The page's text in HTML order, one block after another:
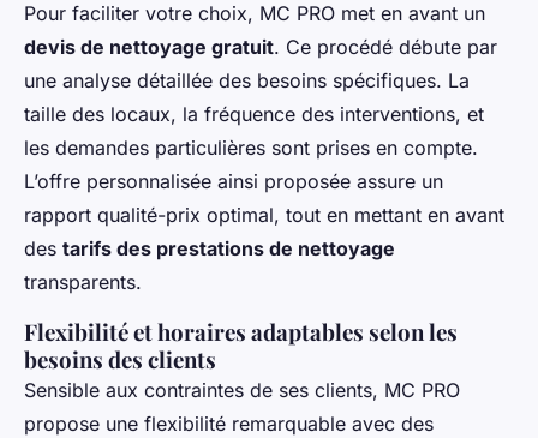
Pour faciliter votre choix, MC PRO met en avant un
devis de nettoyage gratuit. Ce procédé débute par
une analyse détaillée des besoins spécifiques. La
taille des locaux, la fréquence des interventions, et
les demandes particulières sont prises en compte.
L’offre personnalisée ainsi proposée assure un
rapport qualité-prix optimal, tout en mettant en avant
des tarifs des prestations de nettoyage
transparents.
Flexibilité et horaires adaptables selon les
besoins des clients
Sensible aux contraintes de ses clients, MC PRO
propose une flexibilité remarquable avec des